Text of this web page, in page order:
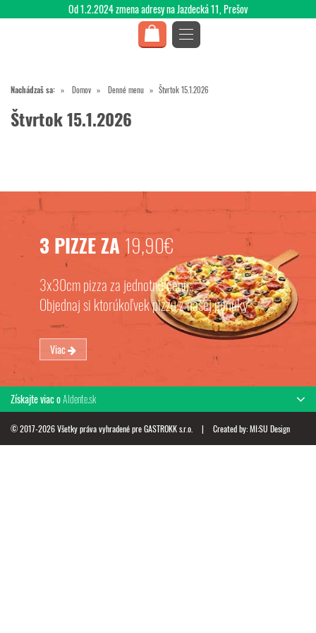
Nachádzaš sa: Domov Denné menu Štvrtok 15.1.2026
Štvrtok 15.1.2026
3 PIZZE ZA 19,90€
3x30cm pizza za jednotnú cenu.
Objednaj si ktorúkoľvek pizzu z našej ponuky
Viac
Získajte viac oAldente.sk
© 2017-2026 Všetky práva vyhradené pre GASTROKK s.r.o. | Created by:MI:SU Design
Od 1.2.2024 zmena adresy na Jazdecká 11, Prešov